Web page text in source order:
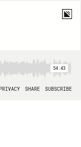
54:43
PRIVACY SHARE SUBSCRIBE